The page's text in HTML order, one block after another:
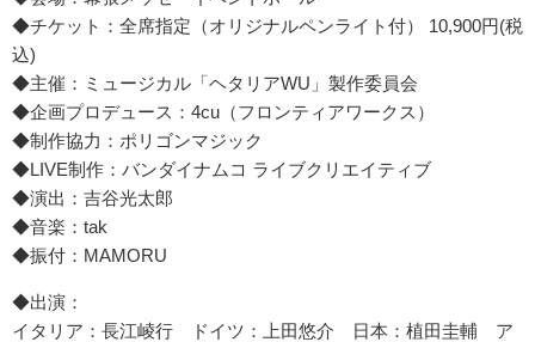
◆チケット：全席指定（オリジナルペンライト付） 10,900円(税
込)
◆主催：ミュージカル「ヘタリアWU」製作委員会
◆企画プロデュース：4cu（フロンティアワークス）
◆制作協力：ポリゴンマジック
◆LIVE制作：バンダイナムコ ライブクリエイティブ
◆演出：吉谷光太郎
◆音楽：tak
◆振付：MAMORU
◆出演：
イタリア：長江崚行 ドイツ：上田悠介 日本：植田圭輔 ア